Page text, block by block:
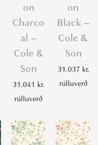
on
Charco
al –
Cole &
Son
31.041 kr.
rúlluverð
on
Black –
Cole &
Son
31.037 kr.
rúlluverð